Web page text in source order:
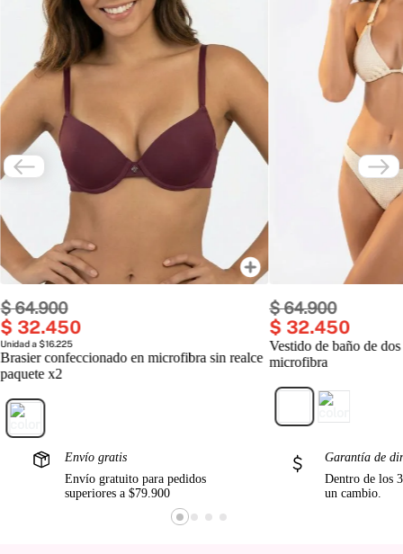
$64.900
$ 32.450
Unidad a $16.225
Brasier confeccionado en microfibra sin realce
paquete x2
$64.900
$ 32.450
Vestido de baño de
microfibra
Envío gratis
Envío gratuito para pedidos
superiores a $79.900
Garantía de
Dentro de los
un cambio.